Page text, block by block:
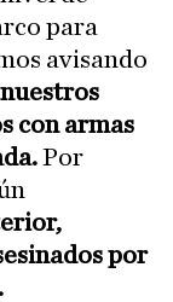
para
avisando
nuestros
con armas
Por
por